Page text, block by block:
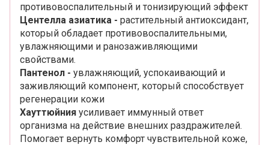
противовоспалительный и тонизирующий эффект
Центелла азиатика - растительный антиоксидант,
который обладает противовоспалительными,
увлажняющими и ранозаживляющими
свойствами.
Пантенол - увлажняющий, успокаивающий и
заживляющий компонент, который способствует
регенерации кожи
Хауттюйния усиливает иммунный ответ
организма на действие внешних раздражителей.
Помогает вернуть комфорт чувствительной коже,